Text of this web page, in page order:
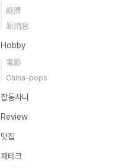
經濟
新消息
Hobby
電影
China-pops
잡동사니
Review
맛집
재테크